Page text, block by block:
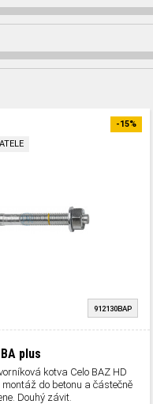
-15%
912130BAP
plus
kotva Celo BAZ HD
do betonu a částečně
Douhý závit.